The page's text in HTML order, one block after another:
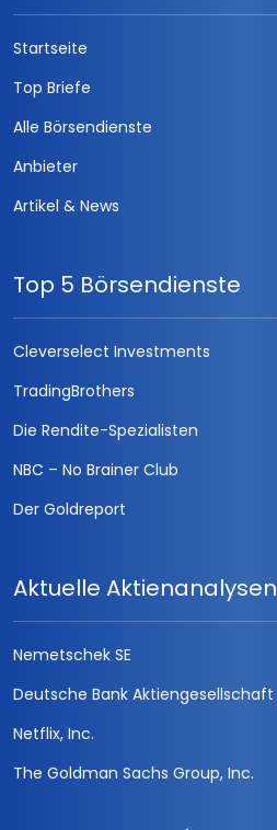
Startseite
Top Briefe
Alle Börsendienste
Anbieter
Artikel & News
Top 5 Börsendienste
Cleverselect Investments
TradingBrothers
Die Rendite-Spezialisten
NBC – No Brainer Club
Der Goldreport
Aktuelle Aktienanalysen
Nemetschek SE
Deutsche Bank Aktiengesellschaft
Netflix, Inc.
The Goldman Sachs Group, Inc.